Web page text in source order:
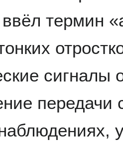
термин
сигналы
передачи